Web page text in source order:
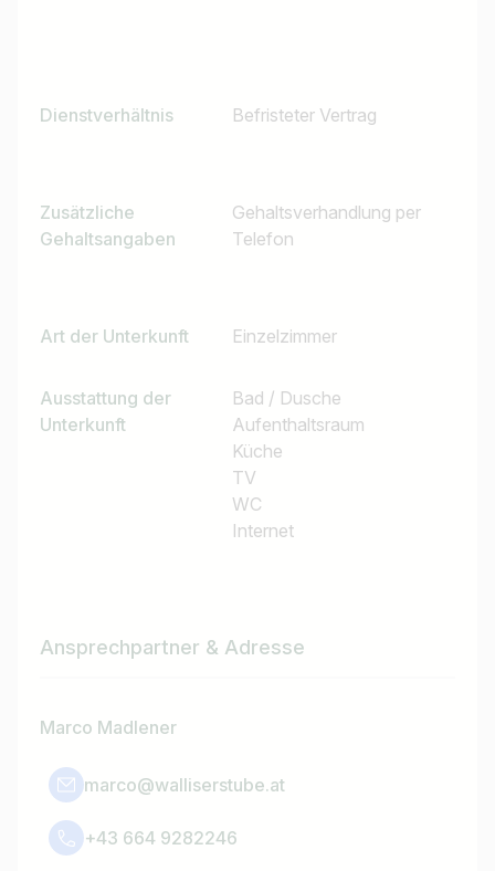
Dienstverhältnis Befristeter Vertrag
Zusätzliche
Gehaltsangaben
Gehaltsverhandlung per
Telefon
Art der Unterkunft Einzelzimmer
Ausstattung der
Unterkunft
Bad / Dusche
Aufenthaltsraum
Küche
TV
WC
Internet
Ansprechpartner & Adresse
Marco Madlener
marco@walliserstube.at
+43 664 9282246